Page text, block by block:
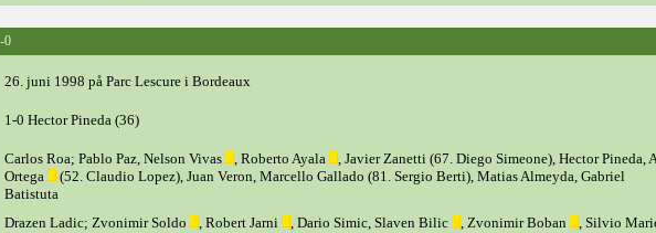
0
26. juni 1998 på Parc Lescure i Bordeaux
1-0 Hector Pineda (36)
Carlos Roa; Pablo Paz, Nelson Vivas , Roberto Ayala
, Javier Zanetti (67. Diego Simeone), Hector Pineda,
Ortega
(52. Claudio Lopez), Juan Veron, Marcello Gallado (81. Sergio Berti), Matias Almeyda, Gabriel
Batistuta
Drazen Ladic; Zvonimir Soldo , Robert Jarni , Dario Simic, Slaven Bilic , Zvonimir Boban
, Silvio